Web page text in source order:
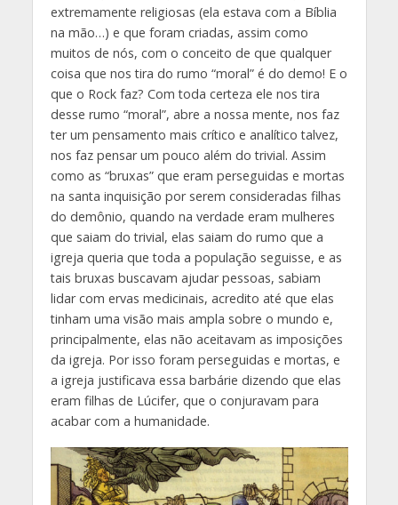
extremamente religiosas (ela estava com a Bíblia
na mão…) e que foram criadas, assim como
muitos de nós, com o conceito de que qualquer
coisa que nos tira do rumo “moral” é do demo! E o
que o Rock faz? Com toda certeza ele nos tira
desse rumo “moral”, abre a nossa mente, nos faz
ter um pensamento mais crítico e analítico talvez,
nos faz pensar um pouco além do trivial. Assim
como as “bruxas” que eram perseguidas e mortas
na santa inquisição por serem consideradas filhas
do demônio, quando na verdade eram mulheres
que saiam do trivial, elas saiam do rumo que a
igreja queria que toda a população seguisse, e as
tais bruxas buscavam ajudar pessoas, sabiam
lidar com ervas medicinais, acredito até que elas
tinham uma visão mais ampla sobre o mundo e,
principalmente, elas não aceitavam as imposições
da igreja. Por isso foram perseguidas e mortas, e
a igreja justificava essa barbárie dizendo que elas
eram filhas de Lúcifer, que o conjuravam para
acabar com a humanidade.